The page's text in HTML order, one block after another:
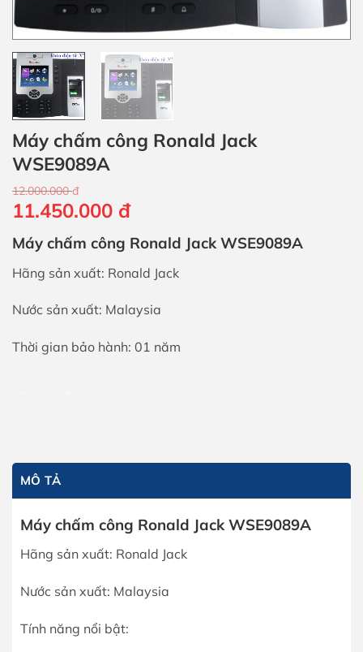
Máy chấm công Ronald Jack
WSE9089A
12.000.000đ
Giá
là:
12.000.000 đ.
11.450.000 đGiá
tại
là:
11.450.000 đ.
Máy chấm công Ronald Jack WSE9089A
Hãng sản xuất: Ronald Jack
Nước sản xuất: Malaysia
Thời gian bảo hành: 01 năm
MÔ TẢ
Máy chấm công Ronald Jack WSE9089A
Hãng sản xuất: Ronald Jack
Nước sản xuất: Malaysia
Tính năng nổi bật: